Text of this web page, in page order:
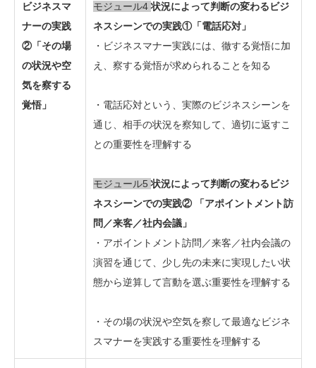
ビジネスマ
ナーの実践
②「その場
の状況や空
気を察する
覚悟」
モジュール4状況によって判断の変わるビジ
ネスシーンでの実践①「電話応対」
・ビジネスマナー実践には、徹する覚悟に加
え、察する覚悟が求められることを知る
・電話応対という、実際のビジネスシーンを
通じ、相手の状況を察知して、適切に返すこ
との重要性を理解する
モジュール5状況によって判断の変わるビジ
ネスシーンでの実践② 「アポイントメント訪
問／来客／社内会議」
・アポイントメント訪問／来客／社内会議の
演習を通じて、少し先の未来に実現したい状
態から逆算して言動を選ぶ重要性を理解する
・その場の状況や空気を察して最適なビジネ
スマナーを実践する重要性を理解する